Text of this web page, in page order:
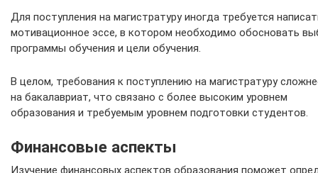
Для поступления на магистратуру иногда требуется
мотивационное эссе, в котором необходимо обосновать
программы обучения и цели обучения.
В целом, требования к поступлению на магистратуру
на бакалавриат, что связано с более высоким уровнем
образования и требуемым уровнем подготовки студентов.
Финансовые аспекты
Изучение финансовых аспектов образования поможет